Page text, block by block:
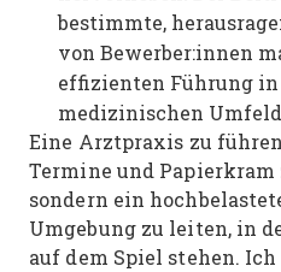
bestimmte,
von Bewerber:innen
effizienten Führung
medizinischen
Eine Arztpraxis zu
Termine und
sondern ein
Umgebung zu leiten, in
auf dem Spiel stehen.